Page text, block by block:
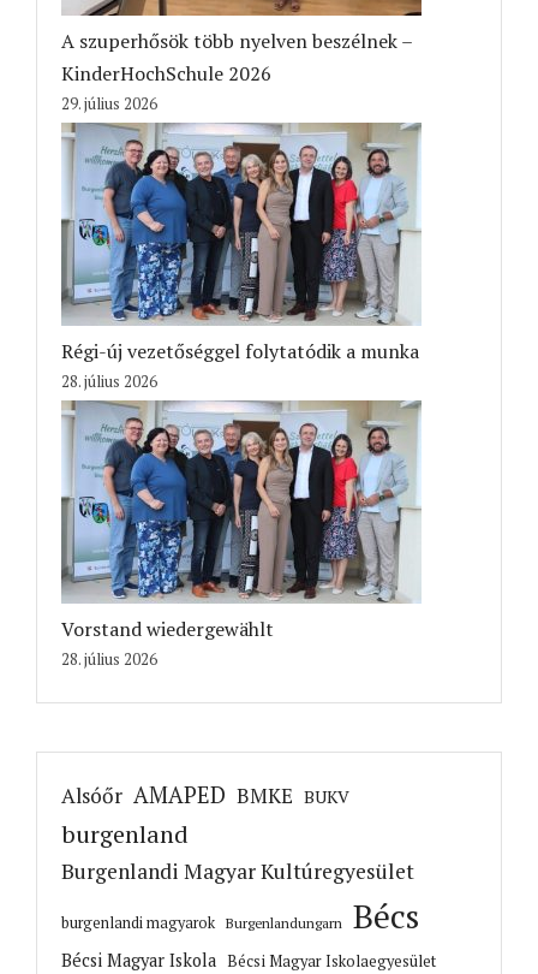
A szuperhősök több nyelven beszélnek –
KinderHochSchule 2026
29. július 2026
Régi-új vezetőséggel folytatódik a munka
28. július 2026
Vorstand wiedergewählt
28. július 2026
Alsóőr AMAPED BMKE BUKV
burgenland
Burgenlandi Magyar Kultúregyesület
burgenlandi magyarok Burgenlandungarn Bécs
Bécsi Magyar Iskola Bécsi Magyar Iskolaegyesület